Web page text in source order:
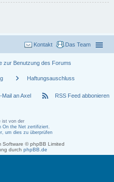
Das Team
Kontakt
zur Benutzung des Forums
chevron_right Haftungsauschluss
Mail an Axel rss_feed RSS Feed abbonieren
ist von der
On the Net zertifiziert
um dies zu überprüfen
Software © phpBB Limited
durch phpBB.de